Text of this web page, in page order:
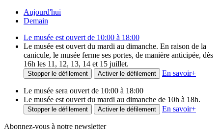
Aujourd'hui
Demain
Le musée est ouvert de 10:00 à 18:00
Le musée est ouvert du mardi au dimanche. En raison de la
canicule, le musée ferme ses portes, de manière anticipée, dès
16h les 11, 12, 13, 14 et 15 juillet.
Stopper le défilement Activer le défilement En savoir+
Le musée sera ouvert de 10:00 à 18:00
Le musée est ouvert du mardi au dimanche de 10h à 18h.
Stopper le défilement Activer le défilement En savoir+
Abonnez-vous à notre newsletter